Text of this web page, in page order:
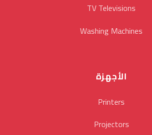
TV Televisions
Washing Machines
الأجهزة
Printers
Projectors